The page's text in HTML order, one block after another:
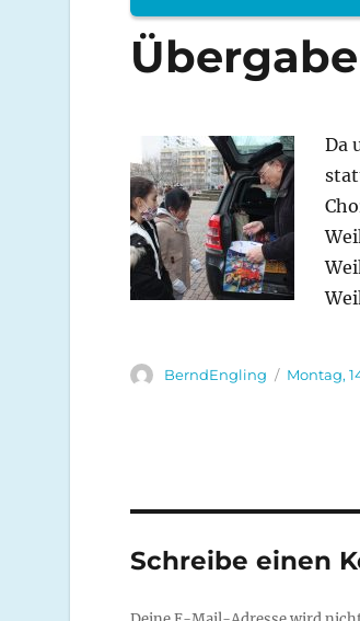
Da
Autor
BerndEngling Montag,
Schreibe einen